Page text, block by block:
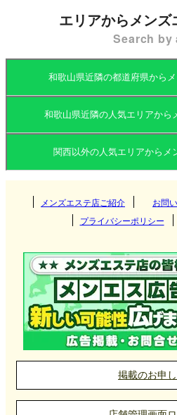
エリアからメン
Search by
和歌山県近隣の都道府県から
大阪府 京
兵庫県 滋
奈良県 和
和歌山県近隣の人気エリアから
梅田
南森町
堺筋本町
阿波座
京橋(大阪)
京都府
四条烏丸
二条
四条河原町
三宮
尼崎
姫路
明石
滋賀県
草津
大津
奈良県
奈良 和歌山
和歌山
関西以外の人気エリアからメ
関東
栃木県
神奈川県
埼玉県
愛知県
三重県
北海道・
北海道
秋田県
九州・
福岡県
長崎県
中国
北陸・甲
メンズエステ店ご紹介 お問
プライバシーポリシー
掲載のお申